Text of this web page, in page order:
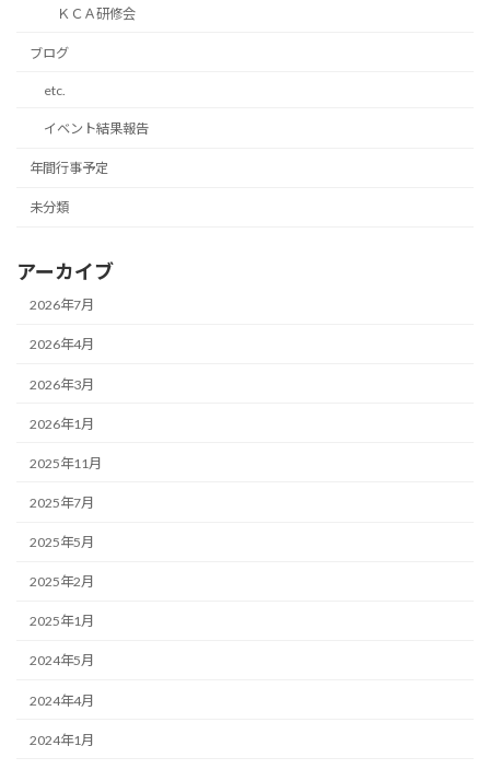
ＫＣＡ研修会
ブログ
etc.
イベント結果報告
年間行事予定
未分類
アーカイブ
2026年7月
2026年4月
2026年3月
2026年1月
2025年11月
2025年7月
2025年5月
2025年2月
2025年1月
2024年5月
2024年4月
2024年1月